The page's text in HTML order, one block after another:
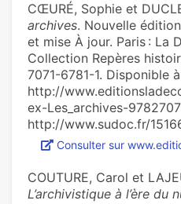
CŒURÉ, Sophie et
archives. Nouvelle
et mise À jour. Paris : La
Collection Repères
7071-6781-1. Disponible à
http://
ex-Les_archives-
http://www.sudoc.fr/
Consulter sur
COUTURE, Carol et
L’archivistique à l’ère du